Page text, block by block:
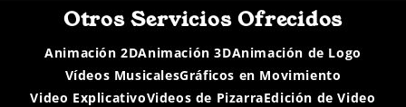
Otros Servicios Ofrecidos
Animación 2DAnimación 3DAnimación de Logo
Vídeos MusicalesGráficos en Movimiento
Video ExplicativoVideos de PizarraEdición de Video